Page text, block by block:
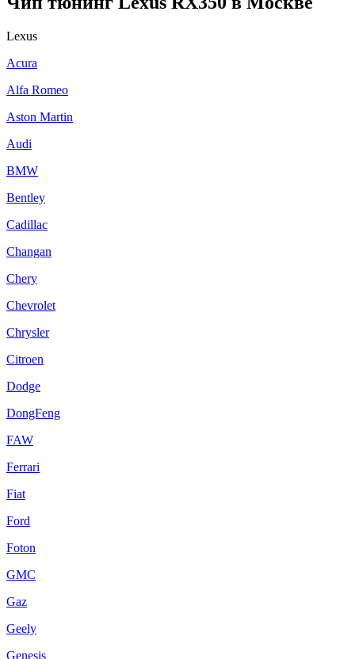
Lexus
Acura
Alfa Romeo
Aston Martin
Audi
BMW
Bentley
Cadillac
Changan
Chery
Chevrolet
Chrysler
Citroen
Dodge
DongFeng
FAW
Ferrari
Fiat
Ford
Foton
GMC
Gaz
Geely
Genesis